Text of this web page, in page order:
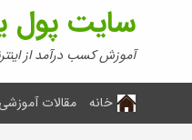
سایت پول
آموزش کسب درآمد از
خانه مقالات آموزشی